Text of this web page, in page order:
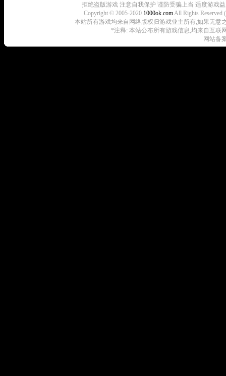
拒绝盗版游戏 注意自我保护 谨防受骗上当 适度游戏
Copyright © 2005-2020 1000ok.comAll Rights
本站所有游戏均来自网络版权归游戏业主所有,如果无意
*注释: 本站公布所有游戏信息,均来自互联
网站备